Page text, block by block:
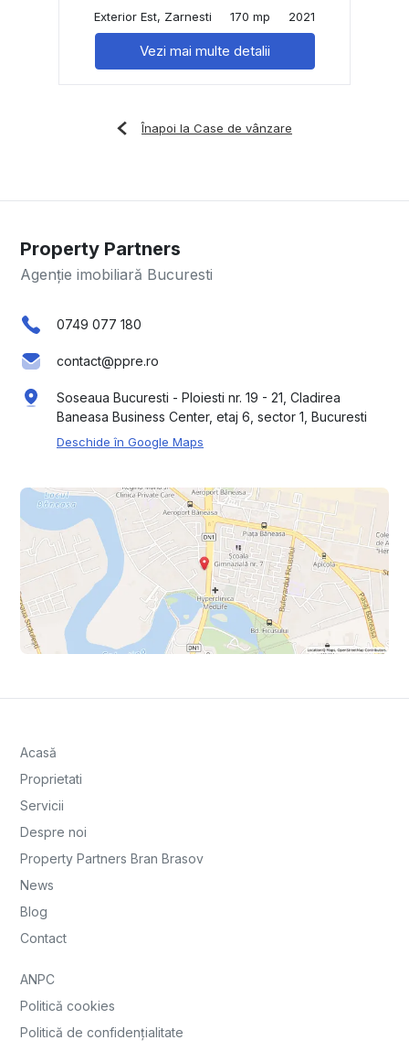
Exterior Est, Zarnesti
170 mp 2021
Vezi mai multe detalii
Înapoi la Case de vânzare
Property Partners
Agenție imobiliară Bucuresti
0749 077 180
contact@ppre.ro
Soseaua Bucuresti - Ploiesti nr. 19 - 21, Cladirea
Baneasa Business Center, etaj 6, sector 1, Bucuresti
Deschide în Google Maps
Acasă
Proprietati
Servicii
Despre noi
Property Partners Bran Brasov
News
Blog
Contact
ANPC
Politică cookies
Politică de confidențialitate